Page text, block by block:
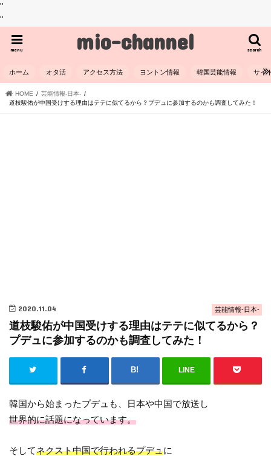
"
"
mio-channel search
menu
ホーム オタ活 アクセス方法 ヨントン情報 韓国芸能情報 サイ
HOME
芸能情報-日本-
道枝駿佑が中国受けする理由はテテに似てるから？プデュに参加するのかも調査してみた！
芸能情報-日本-
2020.11.04
道枝駿佑が中国受けする理由はテテに似てるから？
プデュに参加するのかも調査してみた！
LINE
韓国から始まったプデュも、日本や中国で放送し
世界的に話題になっています。
そしてネクスト中国で行われるプデュに